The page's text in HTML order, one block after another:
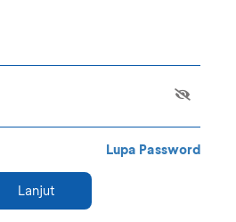
Lupa Password
Lanjut